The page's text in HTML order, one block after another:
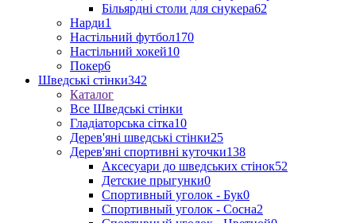
Більярдні столи для снукера62
Нарди1
Настільний футбол170
Настільний хокей10
Покер6
Шведські стінки342
Каталог
Все Шведські стінки
Гладіаторська сітка10
Дерев'яні шведські стінки25
Дерев'яні спортивні куточки138
Аксесуари до шведських стінок52
Детские прыгунки0
Спортивный уголок - Бук0
Спортивный уголок - Сосна2